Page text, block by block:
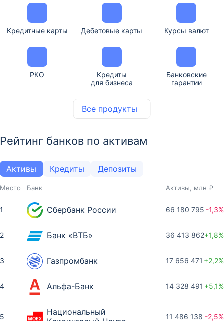
Все продукты
Кредитные карты Дебетовые карты Курсы валют
РКО
Кредиты
для бизнеса
Банковские
гарантии
Рейтинг банков по активам
Активы Кредиты Депозиты
Место Банк Активы, млн ₽
1 Сбербанк России 66 180 795 -1,3%
2 Банк «ВТБ» 36 413 862+1,8%
3 Газпромбанк 17 656 471 +2,2%
4 Альфа-Банк 14 328 491 +5,1%
5
Национальный
11 486 138 -2,5%